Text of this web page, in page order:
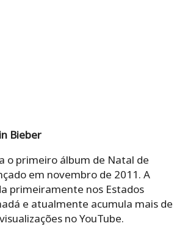
Bieber
o primeiro álbum de Natal de
em novembro de 2011. A
primeiramente nos Estados
e atualmente acumula mais de
no YouTube.